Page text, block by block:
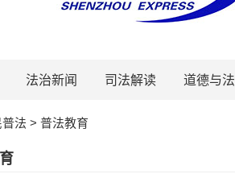
法治新闻 司法解读 道德与法
法 > 普法教育